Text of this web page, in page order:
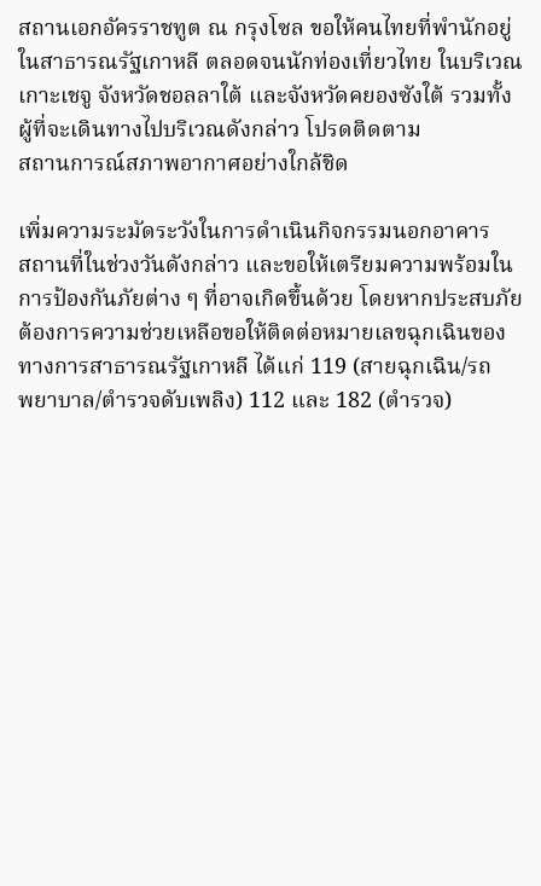
สถานเอกอัครราชทูต ณ กรุงโซล ขอให้คนไทยที่พำนักอยู่
ในสาธารณรัฐเกาหลี ตลอดจนนักท่องเที่ยวไทย ในบริเวณ
เกาะเชจู จังหวัดชอลลาใต้ และจังหวัดคยองซังใต้ รวมทั้ง
ผู้ที่จะเดินทางไปบริเวณดังกล่าว โปรดติดตาม
สถานการณ์สภาพอากาศอย่างใกล้ชิด
เพิ่มความระมัดระวังในการดำเนินกิจกรรมนอกอาคาร
สถานที่ในช่วงวันดังกล่าว และขอให้เตรียมความพร้อมใน
การป้องกันภัยต่าง ๆ ที่อาจเกิดขึ้นด้วย โดยหากประสบภัย
ต้องการความช่วยเหลือขอให้ติดต่อหมายเลขฉุกเฉินของ
ทางการสาธารณรัฐเกาหลี ได้แก่ 119 (สายฉุกเฉิน/รถ
พยาบาล/ตำรวจดับเพลิง) 112 และ 182 (ตำรวจ)